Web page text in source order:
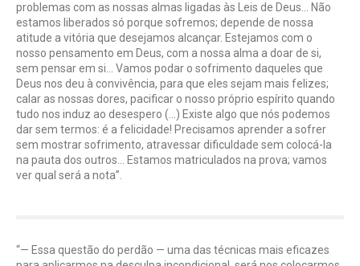
problemas com as nossas almas ligadas às Leis de Deus… Não
estamos liberados só porque sofremos; depende de nossa
atitude a vitória que desejamos alcançar. Estejamos com o
nosso pensamento em Deus, com a nossa alma a doar de si,
sem pensar em si… Vamos podar o sofrimento daqueles que
Deus nos deu à convivência, para que eles sejam mais felizes;
calar as nossas dores, pacificar o nosso próprio espírito quando
tudo nos induz ao desespero (…) Existe algo que nós podemos
dar sem termos: é a felicidade! Precisamos aprender a sofrer
sem mostrar sofrimento, atravessar dificuldade sem colocá-la
na pauta dos outros… Estamos matriculados na prova; vamos
ver qual será a nota”.
“— Essa questão do perdão — uma das técnicas mais eficazes